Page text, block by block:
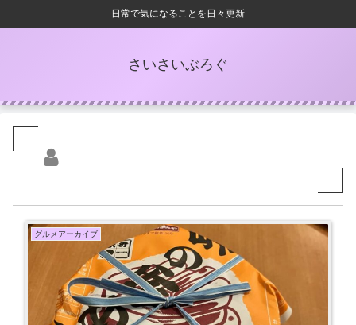
日常で気になることを日々更新
さいさいぶろぐ
グルメアーカイブ